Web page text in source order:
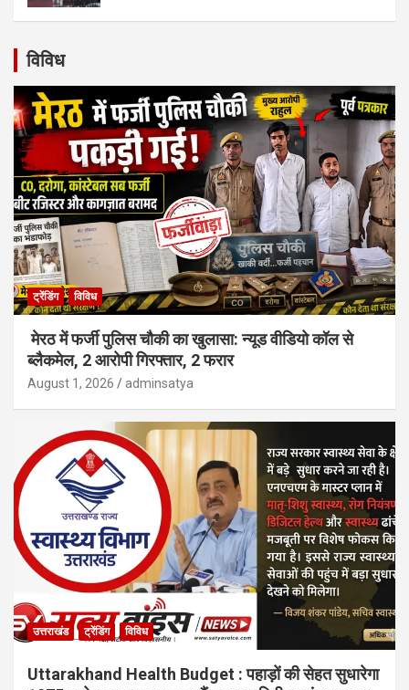
विविध
ट्रेंडिंग विविध
मेरठ में फर्जी पुलिस चौकी का खुलासा: न्यूड वीडियो कॉल से
ब्लैकमेल, 2 आरोपी गिरफ्तार, 2 फरार
August 1, 2026 adminsatya
उत्तराखंड ट्रेंडिंग विविध
Uttarakhand Health Budget : पहाड़ों की सेहत सुधारेगा